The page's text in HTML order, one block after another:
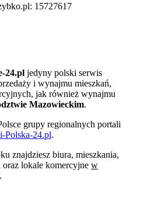
15727617
24.pl jedyny polski serwis
i wynajmu mieszkań,
jak również wynajmu
Mazowieckim.
grupy regionalnych portali
Polska-24.pl.
znajdziesz biura, mieszkania,
lokale komercyjne w
.